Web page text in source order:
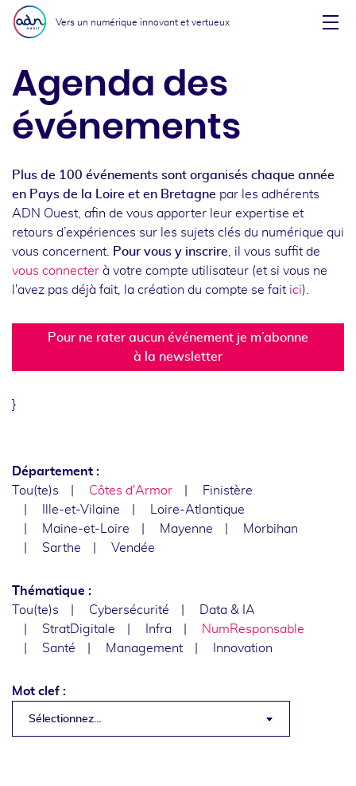
Aller au menu
Aller au contenu
Vers un numérique innovant et vertueux
Agenda des
événements
Plus de 100 événements sont organisés chaque année
en Pays de la Loire et en Bretagne par les adhérents
ADN Ouest, afin de vous apporter leur expertise et
retours d’expériences sur les sujets clés du numérique qui
vous concernent.
Pour vous y inscrire , il vous suffit de
vous connecter à votre compte utilisateur (et si vous ne
l'avez pas déjà fait, la création du compte se fait ici).
Pour ne rater aucun événement je m’abonne
à la newsletter
}
Département :
Tou(te)s
Côtes d'Armor
Finistère
Ille-et-Vilaine
Loire-Atlantique
Maine-et-Loire
Mayenne
Morbihan
Sarthe
Vendée
Thématique :
Tou(te)s
Cybersécurité
Data & IA
StratDigitale
Infra
NumResponsable
Santé
Management Innovation
Mot clef :
Sélectionnez...